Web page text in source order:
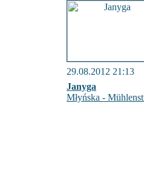
29.08.2012 21:13
Janyga
Młyńska -